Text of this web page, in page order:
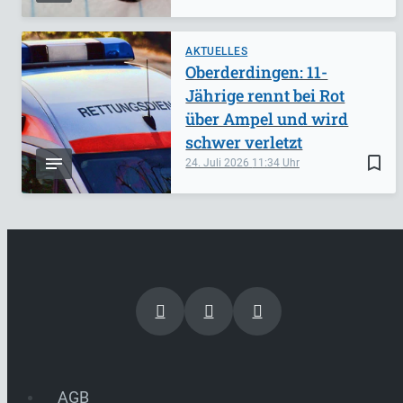
AKTUELLES
bookmark_border
24. Juli 2026 11:34
Oberderdingen: 11-
Jährige rennt bei Rot
über Ampel und wird
schwer verletzt
AGB